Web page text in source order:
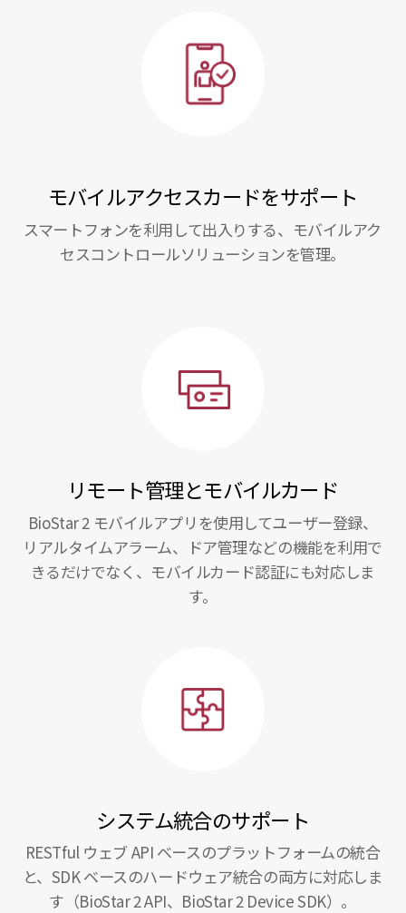
モバイルアクセスカードをサポート
スマートフォンを利用して出入りする、モバイルアク
セスコントロールソリューションを管理。
リモート管理とモバイルカード
BioStar 2 モバイルアプリを使用してユーザー登録、
リアルタイムアラーム、ドア管理などの機能を利用で
きるだけでなく、モバイルカード認証にも対応しま
す。
システム統合のサポート
RESTful ウェブ API ベースのプラットフォームの統合
と、SDK ベースのハードウェア統合の両方に対応しま
す（BioStar 2 API、BioStar 2 Device SDK）。